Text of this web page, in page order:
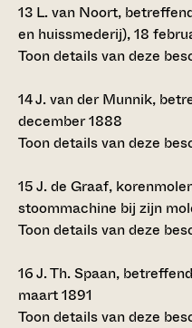
13 L. van Noort,
en huissmederij), 18
Toon details van deze
14J. van der Munnik,
december 1888
Toon details van deze
15J. de Graaf,
stoommachine bij zijn
Toon details van deze
16J. Th. Spaan,
maart 1891
Toon details van deze